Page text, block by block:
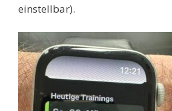
einstellbar).